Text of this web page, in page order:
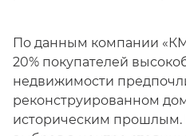
По данным компании
20% покупателей
недвижимости
реконструированном
историческим прошлым.